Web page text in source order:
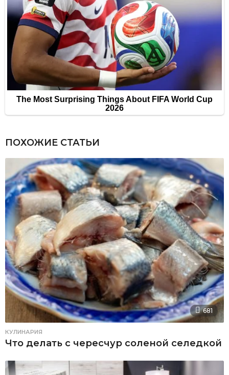
ПОХОЖИЕ СТАТЬИ
681
КУЛИНАРИЯ
Что делать с чересчур соленой селедкой